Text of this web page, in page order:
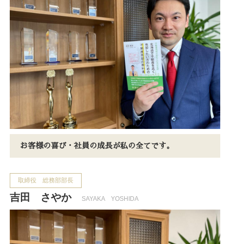
お客様の喜び・社員の成長が私の全てです。
取締役 総務部部長
吉田 さやか SAYAKA YOSHIDA